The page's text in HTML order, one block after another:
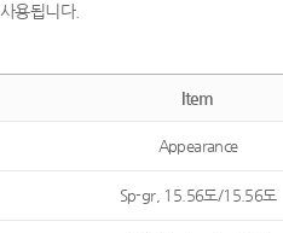
사용됩니다.
Item
Appearance
Sp-gr, 15.56도/15.56도